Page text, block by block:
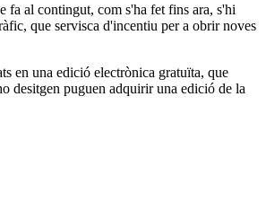
fa al contingut, com s'ha fet fins ara, s'hi
que servisca d'incentiu per a obrir noves
en una edició electrònica gratuïta, que
desitgen puguen adquirir una edició de la